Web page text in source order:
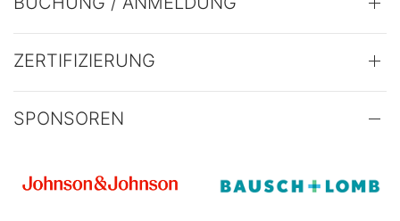
ZERTIFIZIERUNG
SPONSOREN